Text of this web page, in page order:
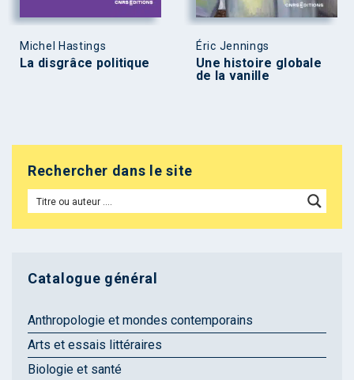
Michel Hastings
La disgrâce politique
Éric Jennings
Une histoire globale
de la vanille
Rechercher dans le site
Catalogue général
Anthropologie et mondes contemporains
Arts et essais littéraires
Biologie et santé